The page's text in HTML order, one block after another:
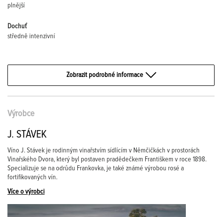
plnější
Dochuť
středně intenzivní
Zobrazit podrobné informace
Výrobce
J. STÁVEK
Víno J. Stávek je rodinným vinařstvím sídlícím v Němčičkách v prostorách
Vinařského Dvora, který byl postaven pradědečkem Františkem v roce 1898.
Specializuje se na odrůdu Frankovka, je také známé výrobou rosé a
fortifikovaných vín.
Více o výrobci